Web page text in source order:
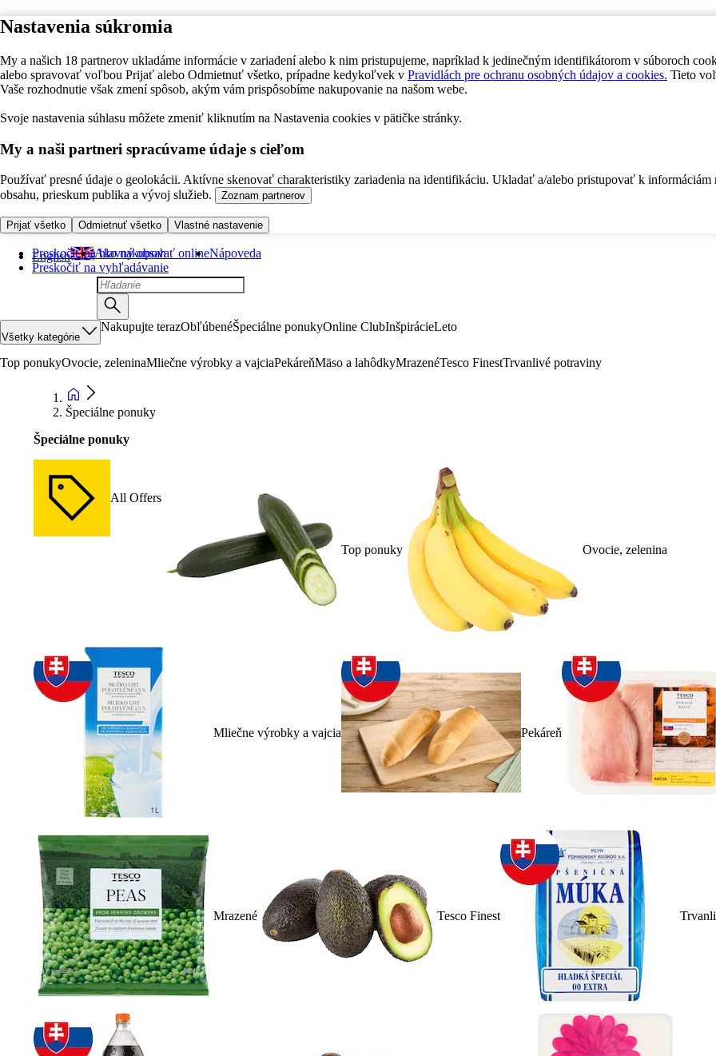
Nastavenia súkromia
My a našich 18 partnerov ukladáme informácie v zariadení alebo k nim pristupujeme, napríklad k jedinečným identifikátorom v súboroch
alebo spravovať voľbou Prijať alebo Odmietnuť všetko, prípadne kedykoľvek v Pravidlách pre ochranu osobných údajov a cookies. Tieto
Vaše rozhodnutie však zmení spôsob, akým vám prispôsobíme nakupovanie na našom webe.
Svoje nastavenia súhlasu môžete zmeniť kliknutím na Nastavenia cookies v pätičke stránky.
My a naši partneri spracúvame údaje s cieľom
Používať presné údaje o geolokácii. Aktívne skenovať charakteristiky zariadenia na identifikáciu. Ukladať a/alebo pristupovať k informáciám
obsahu, prieskum publika a vývoj služieb.
Zoznam partnerov
Prijať všetko Odmietnuť všetko Vlastné nastavenie
Preskočiť na hlavný obsah
Preskočiť na vyhľadávanie
English Ako nakupovať onlineNápoveda
Všetky kategórie
Nakupujte terazObľúbenéŠpeciálne ponukyOnline ClubInšpirácieLeto
Top ponukyOvocie, zeleninaMliečne výrobky a vajciaPekáreňMäso a lahôdkyMrazenéTesco FinestTrvanlivé potraviny
Špeciálne ponuky
Špeciálne ponuky
All Offers
Top ponuky Ovocie, zelenina
Mliečne výrobky a vajcia Pekáreň
Mrazené Tesco Finest